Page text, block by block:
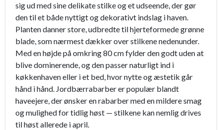
sig ud med sine delikate stilke og et udseende, der gør
den til et både nyttigt og dekorativt indslag i haven.
Planten danner store, udbredte til hjerteformede grønne
blade, som nærmest dækker over stilkene nedenunder.
Med en højde på omkring 80 cm fylder den godt uden at
blive dominerende, og den passer naturligt ind i
køkkenhaven eller i et bed, hvor nytte og æstetik går
hånd i hånd. Jordbærrabarber er populær blandt
haveejere, der ønsker en rabarber med en mildere smag
og mulighed for tidlig høst — stilkene kan nemlig drives
til høst allerede i april.